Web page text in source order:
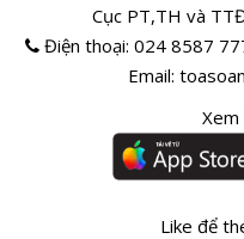
Cục PT,TH và
Điện thoại:024 8587
Email:
Xem
Like để